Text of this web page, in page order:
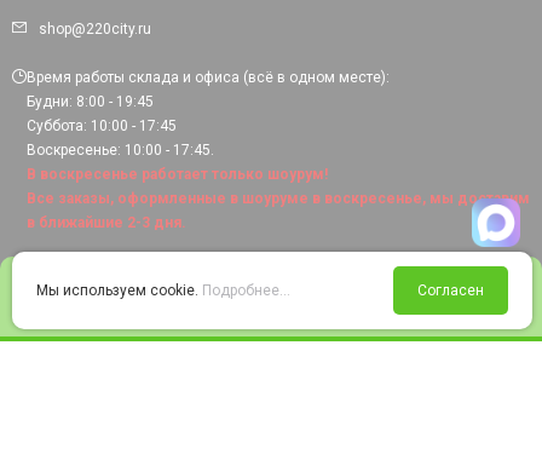
Войти Избранное Корзина
shop@220city.ru
Время работы склада и офиса (всё в одном месте):
Будни: 8:00 - 19:45
Суббота: 10:00 - 17:45
Воскресенье: 10:00 - 17:45.
В воскресенье работает только шоурум!
Все заказы, оформленные в шоуруме в воскресенье, мы доставим
в ближайшие 2-3 дня.
Мы используем cookie. Подробнее... Согласен